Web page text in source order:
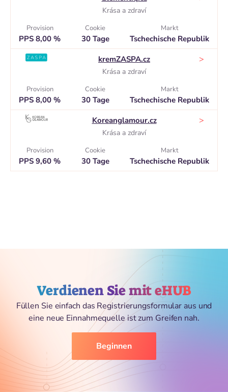
Krása a zdraví
Provision
PPS 8,00 %
Cookie
30 Tage
Markt
Tschechische Republik
kremZASPA.cz
Krása a zdraví
>
Provision
PPS 8,00 %
Cookie
30 Tage
Markt
Tschechische Republik
Koreanglamour.cz
Krása a zdraví
>
Provision
PPS 9,60 %
Cookie
30 Tage
Markt
Tschechische Republik
Verdienen Sie mit eHUB
Füllen Sie einfach das Registrierungsformular aus und
eine neue Einnahmequelle ist zum Greifen nah.
Beginnen